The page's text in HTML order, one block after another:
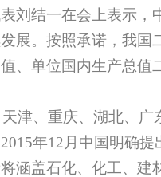
刘结一在会上表示，
展。按照承诺，我国
、单位国内生产总值
津、重庆、湖北、
年12月中国明确提
涵盖石化、化工、建